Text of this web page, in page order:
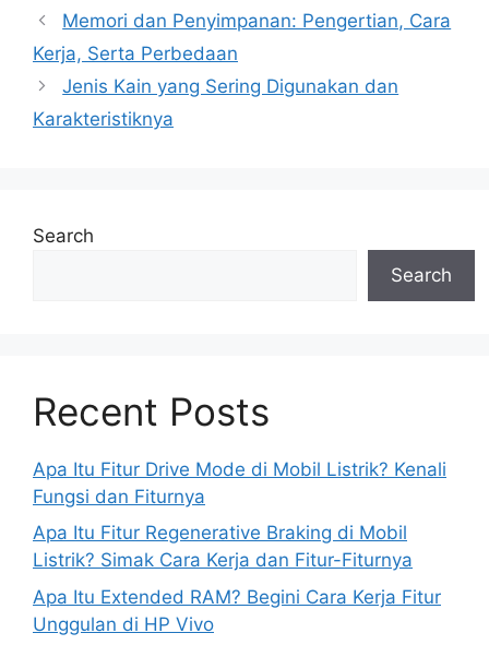
Memori dan Penyimpanan: Pengertian, Cara
Kerja, Serta Perbedaan
Jenis Kain yang Sering Digunakan dan
Karakteristiknya
Search
Search
Recent Posts
Apa Itu Fitur Drive Mode di Mobil Listrik? Kenali
Fungsi dan Fiturnya
Apa Itu Fitur Regenerative Braking di Mobil
Listrik? Simak Cara Kerja dan Fitur-Fiturnya
Apa Itu Extended RAM? Begini Cara Kerja Fitur
Unggulan di HP Vivo